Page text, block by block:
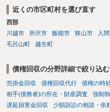
近くの市区町村を選び直す
西部
川越市
所沢市 飯能市 狭山市 入
毛呂山町
越生町
債権回収の分野詳細で絞り込む
売掛金回収 債権回収代行 債権の時
相手(債務者)の所在・財産調査
強制
遅延損害金回収
少額訴訟の相談・依